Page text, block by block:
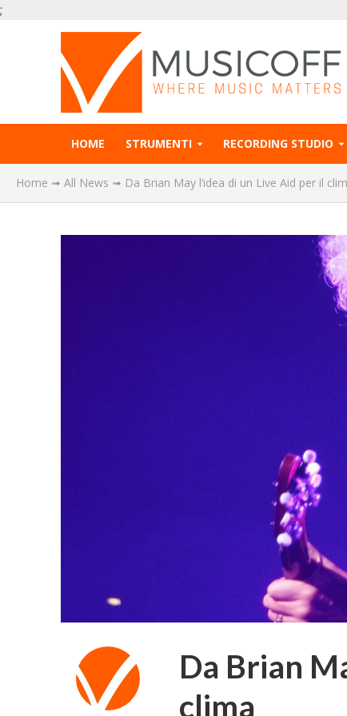
;
HOME STRUMENTI RECORDING STUDIO
Home ➟ All News ➟ Da Brian May l’idea di un Live Aid per il
Da Brian
clima